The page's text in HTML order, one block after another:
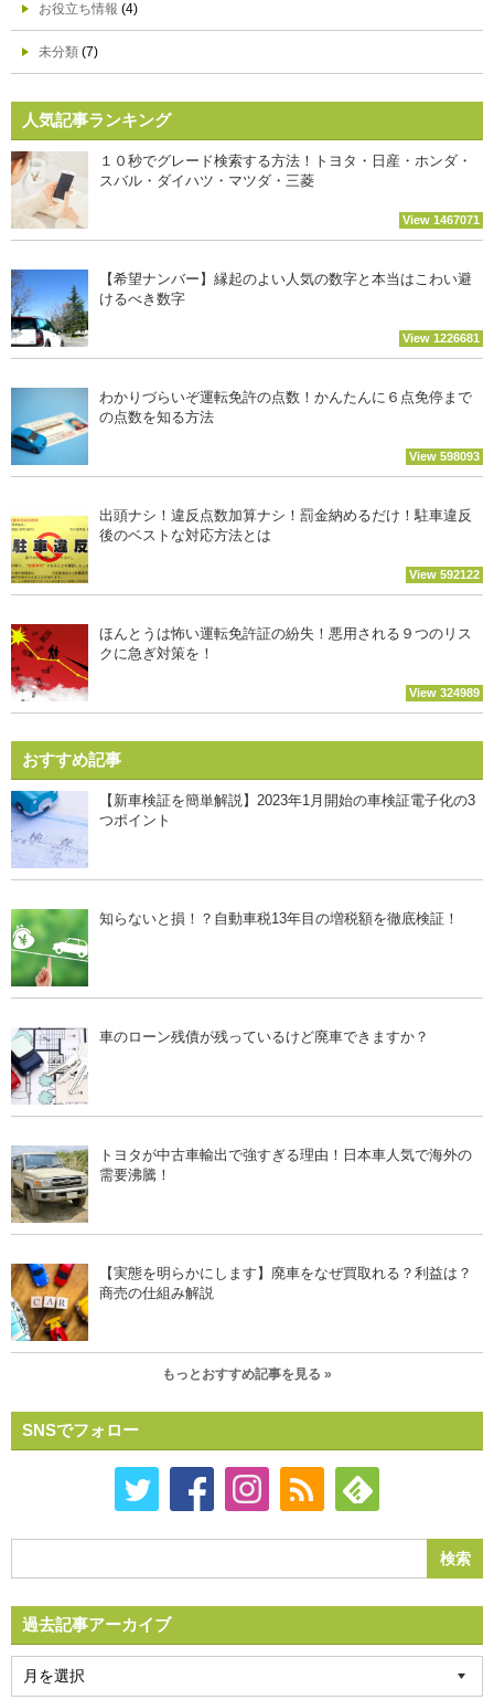
お役立ち情報 (4)
未分類 (7)
人気記事ランキング
１０秒でグレード検索する方法！トヨタ・日産・ホンダ・
スバル・ダイハツ・マツダ・三菱
View 1467071
【希望ナンバー】縁起のよい人気の数字と本当はこわい避
けるべき数字
View 1226681
わかりづらいぞ運転免許の点数！かんたんに６点免停まで
の点数を知る方法
View 598093
出頭ナシ！違反点数加算ナシ！罰金納めるだけ！駐車違反
後のベストな対応方法とは
View 592122
ほんとうは怖い運転免許証の紛失！悪用される９つのリス
クに急ぎ対策を！
View 324989
おすすめ記事
【新車検証を簡単解説】2023年1月開始の車検証電子化の3
つポイント
知らないと損！？自動車税13年目の増税額を徹底検証！
車のローン残債が残っているけど廃車できますか？
トヨタが中古車輸出で強すぎる理由！日本車人気で海外の
需要沸騰！
【実態を明らかにします】廃車をなぜ買取れる？利益は？
商売の仕組み解説
もっとおすすめ記事を見る »
SNSでフォロー
過去記事アーカイブ